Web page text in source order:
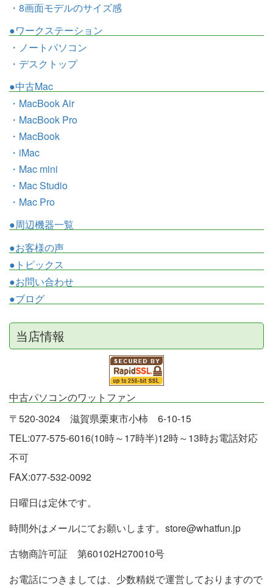
・8画面モデルのサイズ感
●ワークステーション
・ノートパソコン
・デスクトップ
●中古Mac
・MacBook Air
・MacBook Pro
・MacBook
・iMac
・Mac mini
・Mac Studio
・Mac Pro
●周辺機器一覧
●お客様の声
●トピックス
●お問い合わせ
●ブログ
当店情報
中古パソコンのワットファン
〒520-3024 滋賀県栗東市小柿 6-10-15
TEL:077-575-6016(10時～17時半)12時～13時お電話対応
不可
FAX:077-532-0092
日曜日は定休です。
時間外はメールにてお願いします。store@whatfun.jp
古物商許可証 第60102H270010号
お電話につきましては、少数精鋭で運営しておりますので